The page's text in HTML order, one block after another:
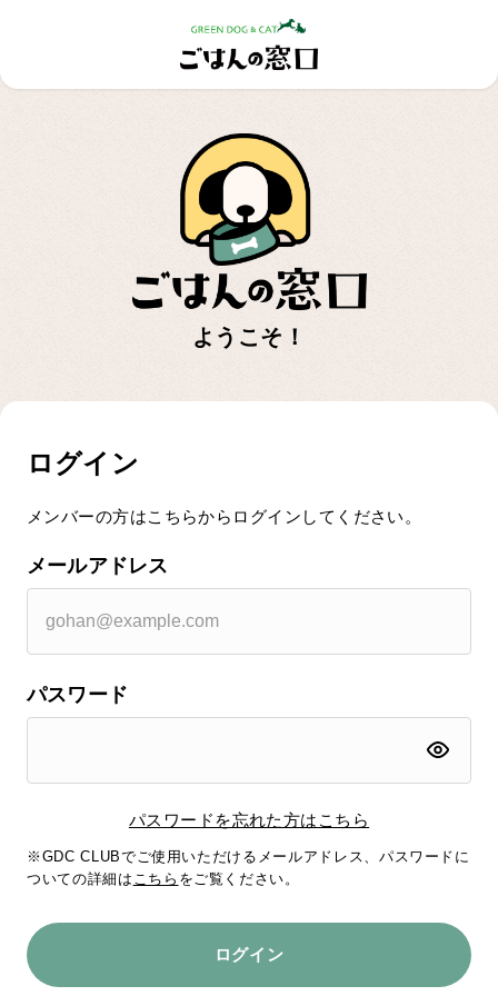
ようこそ！
ログイン
メンバーの方はこちらからログインしてください。
メールアドレス
パスワード
パスワードを忘れた方はこちら
※GDC CLUBでご使用いただけるメールアドレス、パスワードに
ついての詳細は こちら をご覧ください。